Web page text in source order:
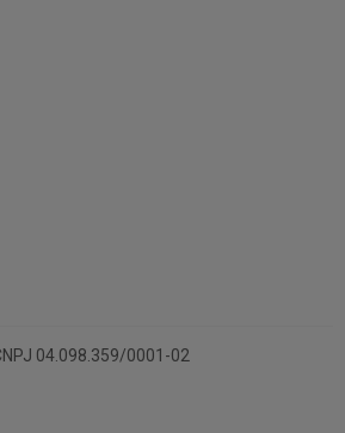
04.098.359/0001-02